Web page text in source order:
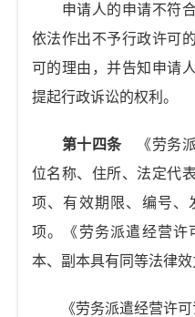
申请人的申请不符合
依法作出不予行政许可
可的理由，并告知申请
提起行政诉讼的权利。
第十四条《劳务派
位名称、住所、法定代
项、有效期限、编号、
项。《劳务派遣经营许
本、副本具有同等法律效
《劳务派遣经营许可